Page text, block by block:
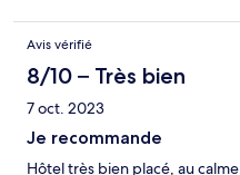
bien entretenue, a été un vrai
générale de l’hôtel est calme
séjour encore plus
l’Hôtel Amber Pattaya à tous
vacances agréables et
Avis vérifié
8/10 – Très bien
7 oct. 2023
Je recommande
Hôtel très bien placé, au